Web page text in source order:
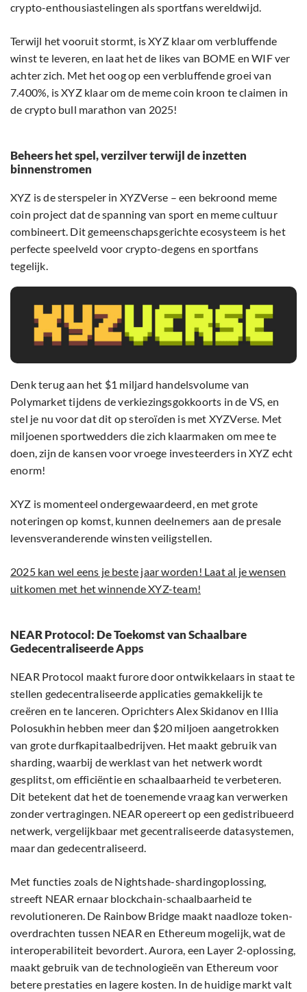
crypto-enthousiastelingen als sportfans wereldwijd.
Terwijl het vooruit stormt, is XYZ klaar om verbluffende
winst te leveren, en laat het de likes van BOME en WIF ver
achter zich. Met het oog op een verbluffende groei van
7.400%, is XYZ klaar om de meme coin kroon te claimen in
de crypto bull marathon van 2025!
Beheers het spel, verzilver terwijl de inzetten
binnenstromen
XYZ is de sterspeler in XYZVerse – een bekroond meme
coin project dat de spanning van sport en meme cultuur
combineert. Dit gemeenschapsgerichte ecosysteem is het
perfecte speelveld voor crypto-degens en sportfans
tegelijk.
Denk terug aan het $1 miljard handelsvolume van
Polymarket tijdens de verkiezingsgokkoorts in de VS, en
stel je nu voor dat dit op steroïden is met XYZVerse. Met
miljoenen sportwedders die zich klaarmaken om mee te
doen, zijn de kansen voor vroege investeerders in XYZ echt
enorm!
XYZ is momenteel ondergewaardeerd, en met grote
noteringen op komst, kunnen deelnemers aan de presale
levensveranderende winsten veiligstellen.
2025 kan wel eens je beste jaar worden! Laat al je wensen
uitkomen met het winnende XYZ-team!
NEAR Protocol: De Toekomst van Schaalbare
Gedecentraliseerde Apps
NEAR Protocol maakt furore door ontwikkelaars in staat te
stellen gedecentraliseerde applicaties gemakkelijk te
creëren en te lanceren. Oprichters Alex Skidanov en Illia
Polosukhin hebben meer dan $20 miljoen aangetrokken
van grote durfkapitaalbedrijven. Het maakt gebruik van
sharding, waarbij de werklast van het netwerk wordt
gesplitst, om efficiëntie en schaalbaarheid te verbeteren.
Dit betekent dat het de toenemende vraag kan verwerken
zonder vertragingen. NEAR opereert op een gedistribueerd
netwerk, vergelijkbaar met gecentraliseerde datasystemen,
maar dan gedecentraliseerd.
Met functies zoals de Nightshade-shardingoplossing,
streeft NEAR ernaar blockchain-schaalbaarheid te
revolutioneren. De Rainbow Bridge maakt naadloze token-
overdrachten tussen NEAR en Ethereum mogelijk, wat de
interoperabiliteit bevordert. Aurora, een Layer 2-oplossing,
maakt gebruik van de technologieën van Ethereum voor
betere prestaties en lagere kosten. In de huidige markt valt